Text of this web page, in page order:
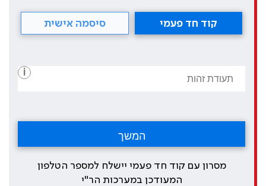
קוד חד פעמי סיסמה אישית
i
מסרון עם קוד חד פעמי יישלח למספר הטלפון
המעודכן במערכות הר"י